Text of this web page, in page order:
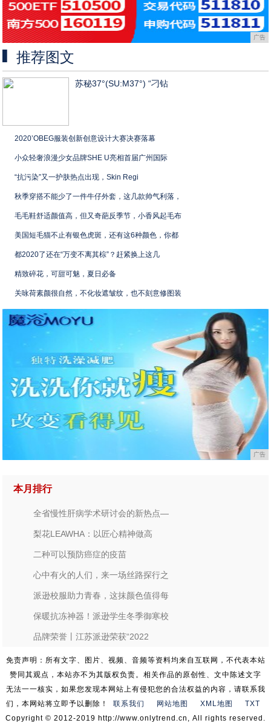
广告
推荐图文
苏秘37°(SU:M37°) “刁钻
2020’OBEG服装创新创意设计大赛决赛落幕
小众轻奢浪漫少女品牌SHE U亮相首届广州国际
“抗污染”又一护肤热点出现，Skin Regi
秋季穿搭不能少了一件牛仔外套，这几款帅气利落，
毛毛鞋舒适颜值高，但又奇葩反季节，小香风起毛布
美国短毛猫不止有银色虎斑，还有这6种颜色，你都
都2020了还在“万变不离其棕”？赶紧换上这几
精致碎花，可甜可魅，夏日必备
关咏荷素颜很自然，不化妆遮皱纹，也不刻意修图装
广告
本月排行
全省慢性肝病学术研讨会的新热点—
梨花LEAWHA：以匠心精神做高
二种可以预防癌症的疫苗
心中有火的人们，来一场丝路探行之
派逊校服助力青春，这抹颜色值得每
保暖抗冻神器！派逊学生冬季御寒校
品牌荣誉丨江苏派逊荣获“2022
免责声明：所有文字、图片、视频、音频等资料均来自互联网，不代表本站
赞同其观点，本站亦不为其版权负责。相关作品的原创性、文中陈述文字
无法一一核实，如果您发现本网站上有侵犯您的合法权益的内容，请联系我
们，本网站将立即予以删除！
联系我们 网站地图 XML地图
TXT
Copyright © 2012-2019 http://www.onlytrend.cn, All rights reserved.